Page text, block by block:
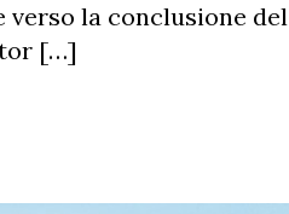
la conclusione del
[…]